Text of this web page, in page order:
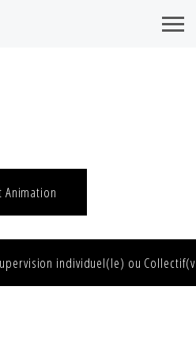
individuel(le) ou